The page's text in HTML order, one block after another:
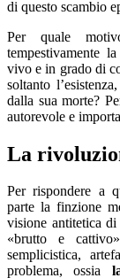
di questo scambio
Per quale
tempestivamente
vivo e in grado di
soltanto
dalla sua morte?
autorevole e
La
Per rispondere a
parte la finzione
visione antitetica
«brutto e
semplicistica,
problema, ossia